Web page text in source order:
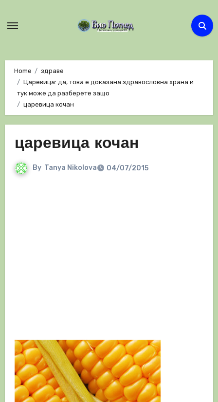
Home
здраве
Царевица: да, това е доказана здравословна храна и
тук може да разберете защо
царевица кочан
царевица кочан
By Tanya Nikolova 04/07/2015